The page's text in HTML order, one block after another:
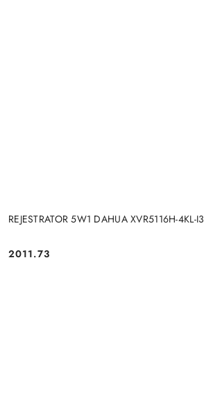
REJESTRATOR 5W1 DAHUA XVR5116H-4KL-I3
Cena:
2011.73